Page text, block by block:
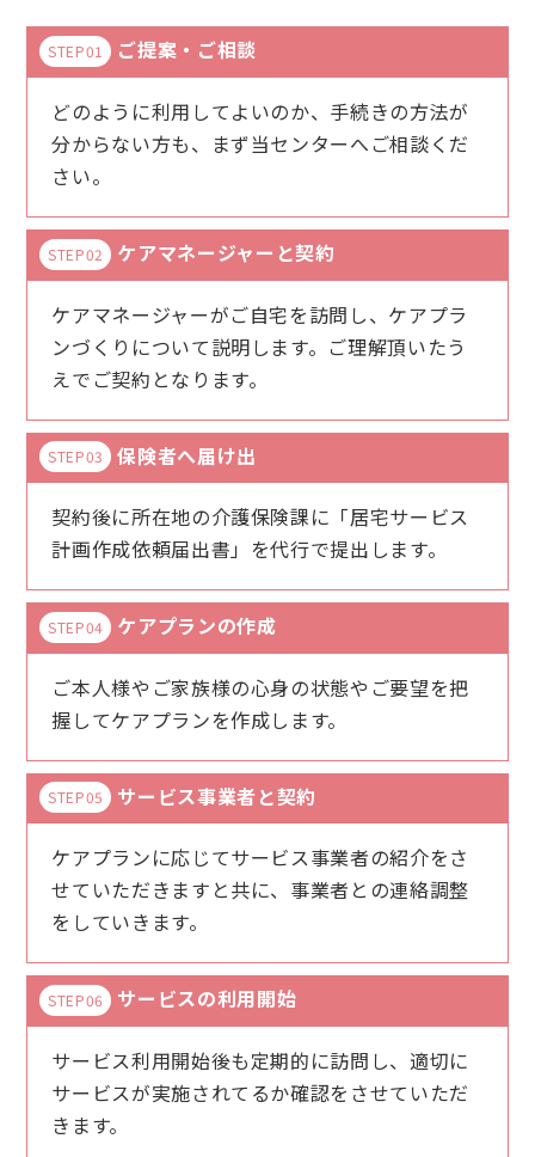
STEP01 ご提案・ご相談
どのように利用してよいのか、手続きの方法が
分からない方も、まず当センターへご相談くだ
さい。
STEP02 ケアマネージャーと契約
ケアマネージャーがご自宅を訪問し、ケアプラ
ンづくりについて説明します。ご理解頂いたう
えでご契約となります。
STEP03 保険者へ届け出
契約後に所在地の介護保険課に「居宅サービス
計画作成依頼届出書」を代行で提出します。
STEP04 ケアプランの作成
ご本人様やご家族様の心身の状態やご要望を把
握してケアプランを作成します。
STEP05 サービス事業者と契約
ケアプランに応じてサービス事業者の紹介をさ
せていただきますと共に、事業者との連絡調整
をしていきます。
STEP06 サービスの利用開始
サービス利用開始後も定期的に訪問し、適切に
サービスが実施されてるか確認をさせていただ
きます。